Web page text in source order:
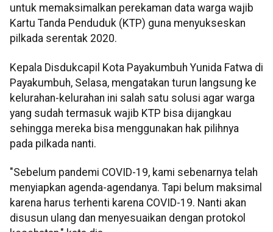
untuk memaksimalkan perekaman data warga wajib
Kartu Tanda Penduduk (KTP) guna menyukseskan
pilkada serentak 2020.
Kepala Disdukcapil Kota Payakumbuh Yunida Fatwa di
Payakumbuh, Selasa, mengatakan turun langsung ke
kelurahan-kelurahan ini salah satu solusi agar warga
yang sudah termasuk wajib KTP bisa dijangkau
sehingga mereka bisa menggunakan hak pilihnya
pada pilkada nanti.
"Sebelum pandemi COVID-19, kami sebenarnya telah
menyiapkan agenda-agendanya. Tapi belum maksimal
karena harus terhenti karena COVID-19. Nanti akan
disusun ulang dan menyesuaikan dengan protokol